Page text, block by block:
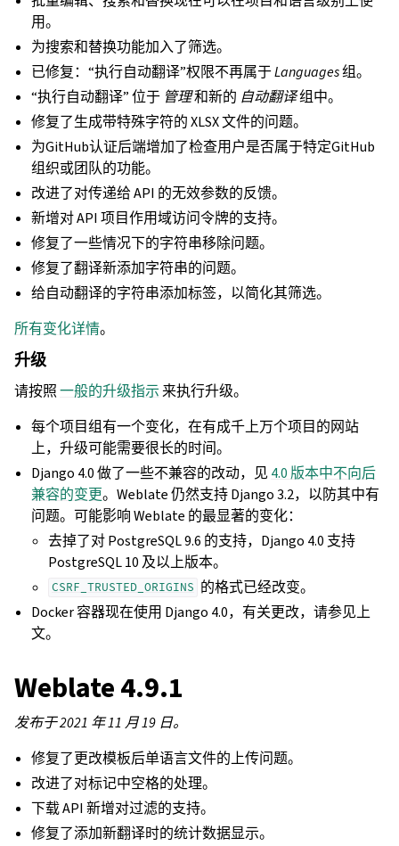
用。
为搜索和替换功能加入了筛选。
已修复：“执行自动翻译”权限不再属于Languages组。
“执行自动翻译” 位于 管理和新的 自动翻译组中。
修复了生成带特殊字符的 XLSX 文件的问题。
为GitHub认证后端增加了检查用户是否属于特定GitHub
组织或团队的功能。
改进了对传递给 API 的无效参数的反馈。
新增对 API 项目作用域访问令牌的支持。
修复了一些情况下的字符串移除问题。
修复了翻译新添加字符串的问题。
给自动翻译的字符串添加标签，以简化其筛选。
所有变化详情。
升级
请按照一般的升级指示 来执行升级。
每个项目组有一个变化，在有成千上万个项目的网站
上，升级可能需要很长的时间。
Django 4.0 做了一些不兼容的改动，见 4.0 版本中不向后
兼容的变更。Weblate 仍然支持 Django 3.2，以防其中有
问题。可能影响 Weblate 的最显著的变化：
去掉了对 PostgreSQL 9.6 的支持，Django 4.0 支持
PostgreSQL 10 及以上版本。
CSRF_TRUSTED_ORIGINS 的格式已经改变。
Docker 容器现在使用 Django 4.0，有关更改，请参见上
文。
Weblate 4.9.1
发布于 2021 年 11 月 19 日。
修复了更改模板后单语言文件的上传问题。
改进了对标记中空格的处理。
下载 API 新增对过滤的支持。
修复了添加新翻译时的统计数据显示。